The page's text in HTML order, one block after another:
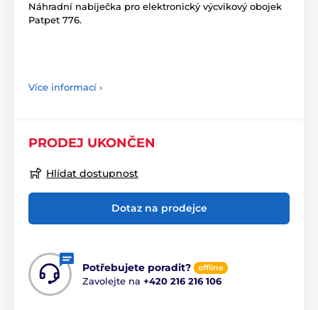
Náhradní nabíječka pro elektronický výcvikový obojek
Patpet 776.
Více informací ›
PRODEJ UKONČEN
Hlídat dostupnost
Dotaz na prodejce
Potřebujete poradit? offline
Zavolejte na +420 216 216 106